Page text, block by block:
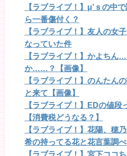
【ラブライブ！】μ’ｓの中
ら一番傷付く？
【ラブライブ！】友人の女
なっていた件
【ラブライブ！】かよちん
か……？【画像】
【ラブライブ！】のんたん
と来て【画像】
【ラブライブ！】EDの値段
【消費税どうなる？】
【ラブライブ！】花陽、穂
希の持ってる花と花言葉調
【ラブライブ！】宮下ココ